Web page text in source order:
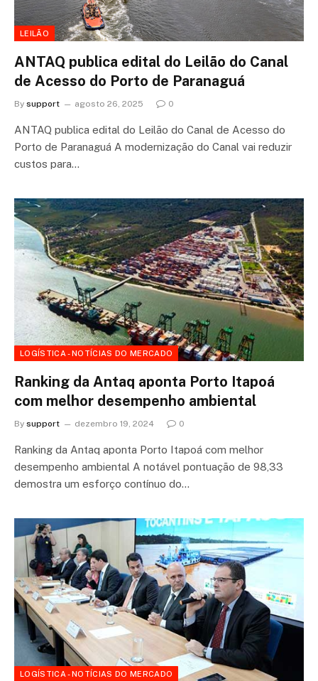
LEILÃO
ANTAQ publica edital do Leilão do Canal
de Acesso do Porto de Paranaguá
By support agosto 26, 2025 0
ANTAQ publica edital do Leilão do Canal de Acesso do
Porto de Paranaguá A modernização do Canal vai reduzir
custos para…
LOGÍSTICA - NOTÍCIAS DO MERCADO
Ranking da Antaq aponta Porto Itapoá
com melhor desempenho ambiental
By support dezembro 19, 2024 0
Ranking da Antaq aponta Porto Itapoá com melhor
desempenho ambiental A notável pontuação de 98,33
demostra um esforço contínuo do…
LOGÍSTICA - NOTÍCIAS DO MERCADO